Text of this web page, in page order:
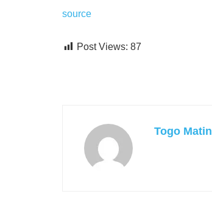
source
Post Views: 87
Togo Matin